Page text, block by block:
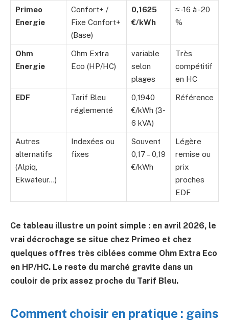
Primeo
Energie
Confort+ /
Fixe Confort+
(Base)
0,1625
€/kWh
≈ -16 à -20
%
Ohm
Energie
Ohm Extra
Eco (HP/HC)
variable
selon
plages
Très
compétitif
en HC
EDF
Tarif Bleu
réglementé
0,1940
€/kWh (3-
6 kVA)
Référence
Autres
alternatifs
(Alpiq,
Ekwateur…)
Indexées ou
fixes
Souvent
0,17 – 0,19
€/kWh
Légère
remise ou
prix
proches
EDF
Ce tableau illustre un point simple : en avril 2026, le
vrai décrochage se situe chez Primeo et chez
quelques offres très ciblées comme Ohm Extra Eco
en HP/HC. Le reste du marché gravite dans un
couloir de prix assez proche du Tarif Bleu.
Comment choisir en pratique : gains